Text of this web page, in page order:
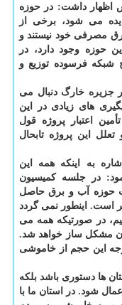
اظهار داشت: در حوزه
می شود، برخی از
مصرفی خود نیستند و
حوزه وجود دارد، در
شبکه فرسوده توزیع و
جزیره خارگ دنبال می
های زیادی در این
اعتبار پروژه قول
این پروژه تابحال
به اینکه همه این
در جلسه کمیسیون
حوزه آب و برق حاصل
است. اینطور نمی گردد
در صورتیکه همه می
مشکل ساز خواهد شد.
این حجم از خاموشی
ها دستوری باشد بلکه
شود. در استان ما با